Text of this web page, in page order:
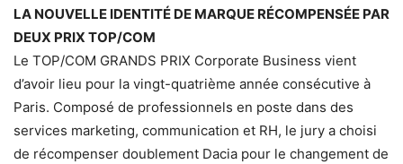
LA NOUVELLE IDENTITÉ DE MARQUE RÉCOMPENSÉE PAR
DEUX PRIX TOP/COM
Le TOP/COM GRANDS PRIX Corporate Business vient
d’avoir lieu pour la vingt-quatrième année consécutive à
Paris. Composé de professionnels en poste dans des
services marketing, communication et RH, le jury a choisi
de récompenser doublement Dacia pour le changement de